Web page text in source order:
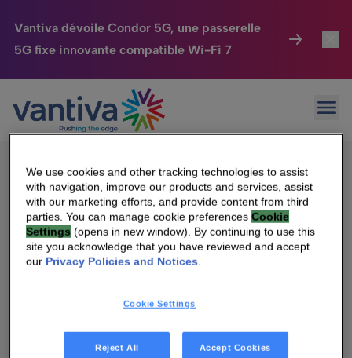
Vantiva dévoile Condor 5G, une passerelle
5G fixe innovante compatible Wi-Fi 7
Passer au contenu principal
Maison Connectée
HomeSight
Entreprise
Nos Engagements
Sorry, no results were found.
Rechercher :
Qui sommes-nous
Relations investisseurs
We use cookies and other tracking technologies to assist
with navigation, improve our products and services, assist
with our marketing efforts, and provide content from third
parties. You can manage cookie preferencesCookie
Settings (opens in new window). By continuing to use this
site you acknowledge that you have reviewed and accept
our Privacy Policies and Notices.
Cookie Settings
Reject All Accept Cookies